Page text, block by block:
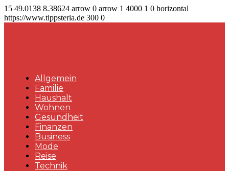
15 49.0138 8.38624 arrow 0 arrow 1 4000 1 0 horizontal
https://www.tippsteria.de 300 0
Allgemein
Familie
Haushalt
Wohnen
Gesundheit
Finanzen
Business
Mode
Reise
Technik